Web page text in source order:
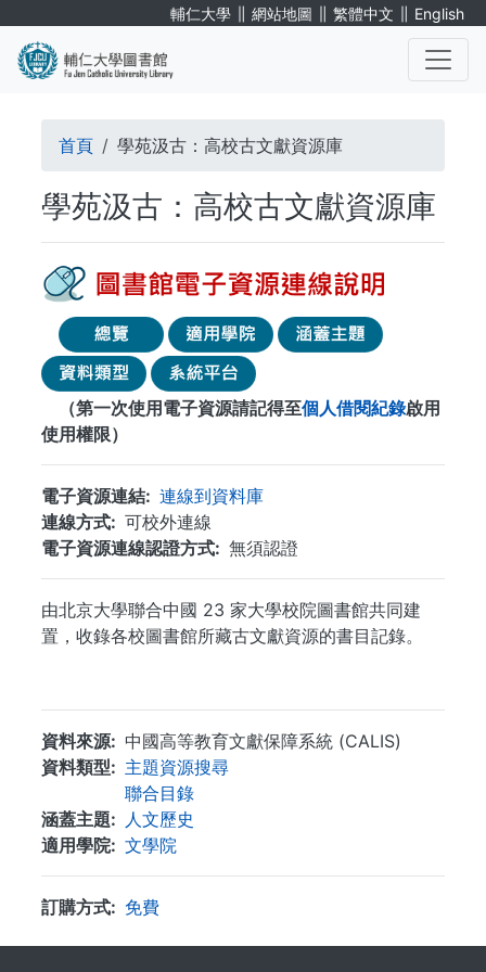
輔仁大學 ∥ 網站地圖 ∥ 繁體中文 ∥ English
導
航
連
結
首頁 學苑汲古：高校古文獻資源庫
學苑汲古：高校古文獻資源庫
（第一次使用電子資源請記得至個人借閱紀錄啟用
使用權限）
電子資源連結
連線到資料庫
連線方式
可校外連線
電子資源連線認證方式
無須認證
由北京大學聯合中國 23 家大學校院圖書館共同建
置，收錄各校圖書館所藏古文獻資源的書目記錄。
資料來源
中國高等教育文獻保障系統 (CALIS)
資料類型
主題資源搜尋
聯合目錄
涵蓋主題
人文歷史
適用學院
文學院
訂購方式
免費